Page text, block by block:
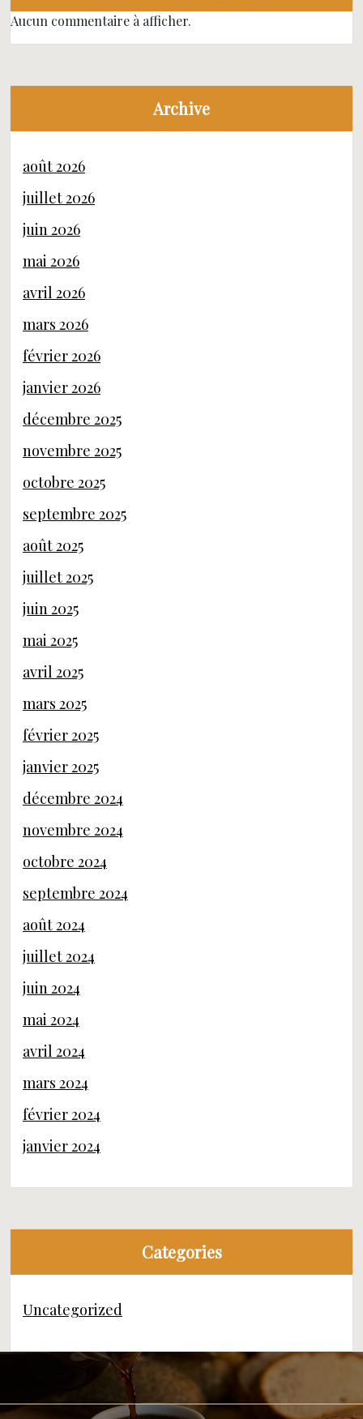
Aucun commentaire à afficher.
Archive
août 2026
juillet 2026
juin 2026
mai 2026
avril 2026
mars 2026
février 2026
janvier 2026
décembre 2025
novembre 2025
octobre 2025
septembre 2025
août 2025
juillet 2025
juin 2025
mai 2025
avril 2025
mars 2025
février 2025
janvier 2025
décembre 2024
novembre 2024
octobre 2024
septembre 2024
août 2024
juillet 2024
juin 2024
mai 2024
avril 2024
mars 2024
février 2024
janvier 2024
Categories
Uncategorized